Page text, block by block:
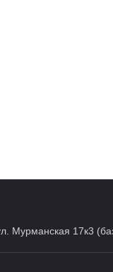
Мурманская 17к3